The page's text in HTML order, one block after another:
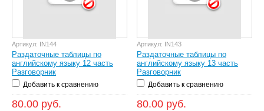
Артикул: IN144
Раздаточные таблицы по
английскому языку 12 часть
Разговорник
Добавить к сравнению
80.00 руб.
Артикул: IN143
Раздаточные таблицы по
английскому языку 13 часть
Разговорник
Добавить к сравнению
80.00 руб.